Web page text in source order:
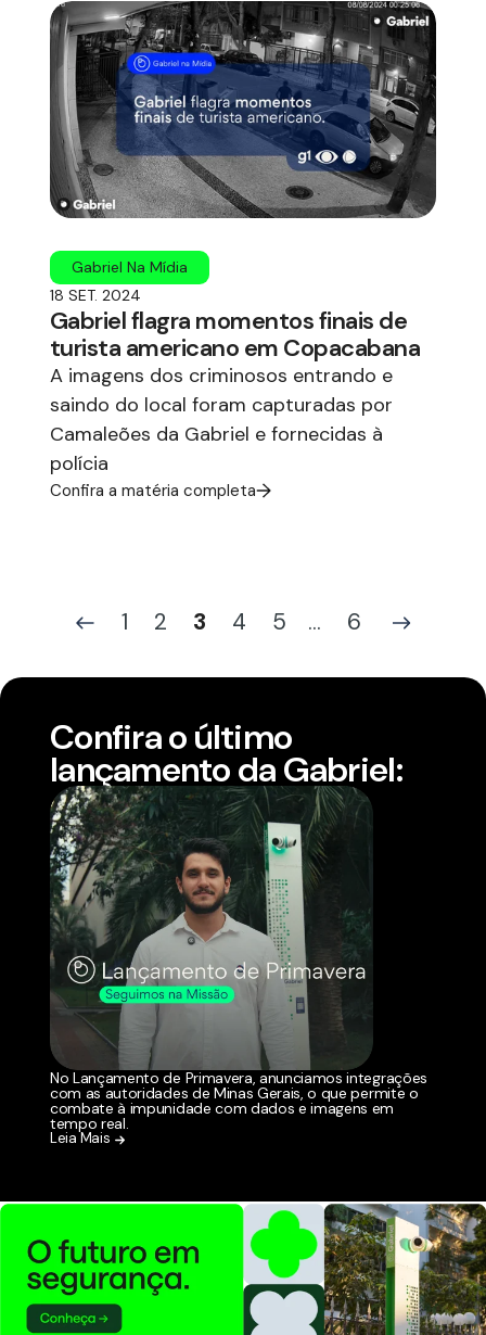
Gabriel Na Mídia
18 SET. 2024
Gabriel flagra momentos finais de
turista americano em Copacabana
A imagens dos criminosos entrando e
saindo do local foram capturadas por
Camaleões da Gabriel e fornecidas à
polícia
Confira a matéria completa
1 2 3 4 5 ... 6
Confira o último
lançamento da Gabriel:
No Lançamento de Primavera, anunciamos integrações
com as autoridades de Minas Gerais, o que permite o
combate à impunidade com dados e imagens em
tempo real.
Leia Mais